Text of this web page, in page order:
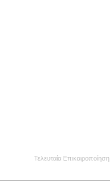
Τελευταία Επικαιροποίηση